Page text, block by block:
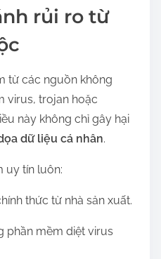
rủi ro từ
từ các nguồn không
virus, trojan hoặc
này không chỉ gây hại
dữ liệu cá nhân.
uy tín luôn:
thức từ nhà sản xuất.
phần mềm diệt virus